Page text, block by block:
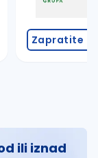
Zapratite
ili iznad